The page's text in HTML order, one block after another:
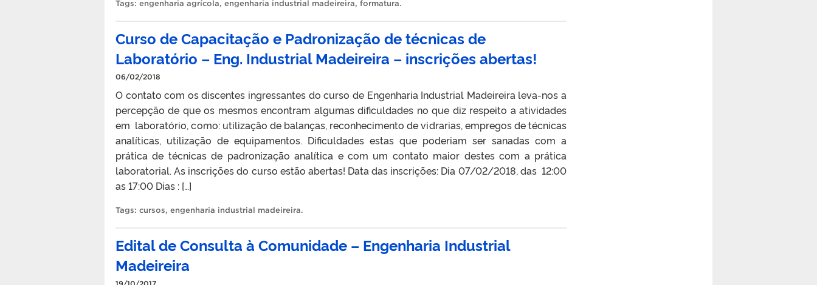
Tags: engenharia agrícola, engenharia industrial madeireira, formatura.
Curso de Capacitação e Padronização de técnicas de
Laboratório – Eng. Industrial Madeireira – inscrições abertas!
06/02/2018
O contato com os discentes ingressantes do curso de Engenharia Industrial Madeireira leva-nos a
percepção de que os mesmos encontram algumas dificuldades no que diz respeito a atividades
em laboratório, como: utilização de balanças, reconhecimento de vidrarias, empregos de técnicas
analíticas, utilização de equipamentos. Dificuldades estas que poderiam ser sanadas com a
prática de técnicas de padronização analítica e com um contato maior destes com a prática
laboratorial. As inscrições do curso estão abertas! Data das inscrições: Dia 07/02/2018, das 12:00
as 17:00 Dias : […]
Tags: cursos, engenharia industrial madeireira.
Edital de Consulta à Comunidade – Engenharia Industrial
Madeireira
19/10/2017